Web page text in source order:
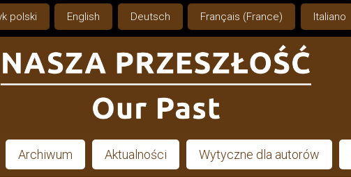
polski English Deutsch Français (France) Italiano
Archiwum Aktualności Wytyczne dla autorów